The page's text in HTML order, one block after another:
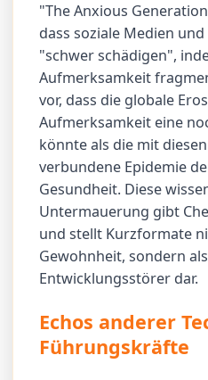
"The Anxious
dass soziale Medien
"schwer schädigen",
Aufmerksamkeit
vor, dass die globale
Aufmerksamkeit eine
könnte als die mit
verbundene Epidemie
Gesundheit. Diese
Untermauerung gibt
und stellt Kurzformate
Gewohnheit, sondern
Entwicklungsstörer dar.
Echos anderer
Führungskräfte